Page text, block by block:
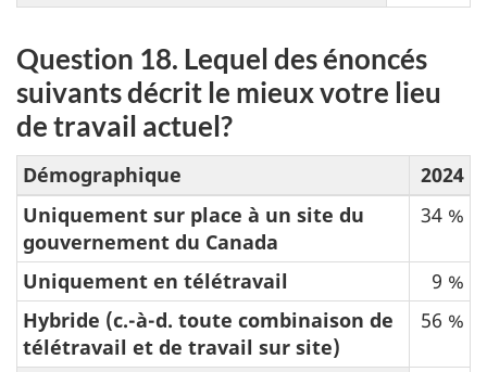
Question 18. Lequel des énoncés
suivants décrit le mieux votre lieu
de travail actuel?
Démographique
2024
Uniquement sur place à un site du
gouvernement du Canada
34 %
Uniquement en télétravail
9 %
Hybride (c.-à-d. toute combinaison de
télétravail et de travail sur site)
56 %